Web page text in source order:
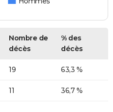
Nombre de
décès
% des
décès
19 63,3 %
11 36,7 %